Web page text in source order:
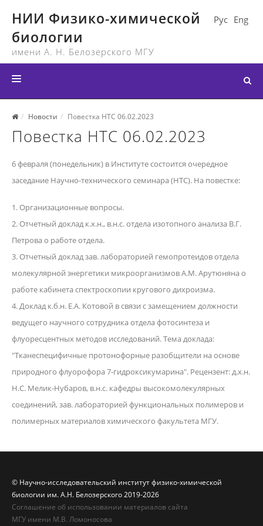
Eng
Рус
НИИ Физико-химической
биологии
имени А. Н. Белозерского МГУ
СТРУКТУРА ИНСТИТУТА
МЕРОПРИЯТИЯ
КОНТАКТЫ
ССЫЛКИ
Новости Повестка НТС 06.02.2023
Повестка НТС 06.02.2023
6 февраля (понедельник) в Институте состоится очередное
заседание Научно-технического семинара (НТС). На повестке:
1. Организационные вопросы.
2. Отчетный доклад к.х.н., в.н.с. отдела изотопного анализа В.Г.
Петрова о работе отдела.
3. Отчетный доклад зав. лабораторией гемопротеидов отдела
молекулярной энергетики микроорганизмов А.М. Арутюняна о
работе кабинета спектроскопии кругового дихроизма.
4. Доклад к.б.н. Е.А. Котовой в связи с замещением должности
ведущего научного сотрудника отдела фотосинтеза и
флуоресцентных методов исследований. Тема доклада:
"Тканеспецифичные протонофорные разобщители на основе
природного флуорофора 7-гидроксикумарина". Рецензент: д.х.н.
Н.С. Мелик-Нубаров, в.н.с. кафедры высокомолекулярных
соединений, зав. лабораторией функциональных полимеров и
полимерных материалов химического факультета МГУ.
© Научно-исследовательский институт физико-химической
биологии им. А.Н. Белозерского 2019-2026
Соглашение об использовании материалов сайта
МГУ имени М.В. Ломоносова